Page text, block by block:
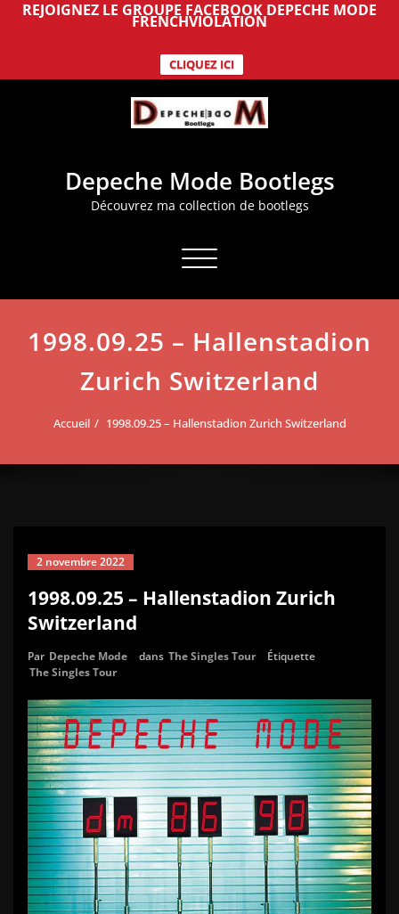
REJOIGNEZ LE GROUPE FACEBOOK DEPECHE MODE
FRENCHVIOLATION
CLIQUEZ ICI
Depeche Mode Bootlegs
Découvrez ma collection de bootlegs
Afficher/masquer la navigation
1998.09.25 – Hallenstadion
Zurich Switzerland
Accueil 1998.09.25 – Hallenstadion Zurich Switzerland
2 novembre 2022
1998.09.25 – Hallenstadion Zurich
Switzerland
Par Depeche Mode dans The Singles Tour
Étiquette
The Singles Tour